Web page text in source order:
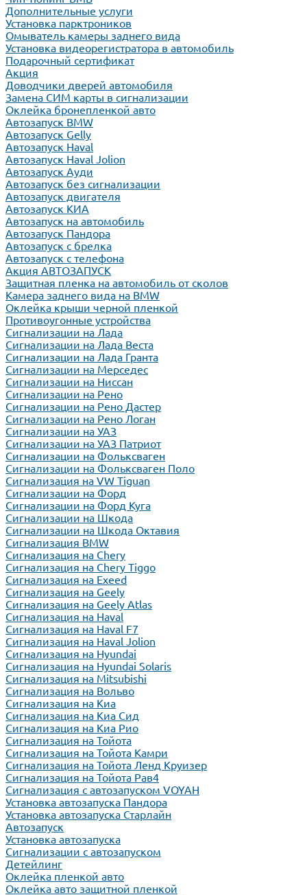
Дополнительные услуги
Установка парктроников
Омыватель камеры заднего вида
Установка видеорегистратора в автомобиль
Подарочный сертификат
Акция
Доводчики дверей автомобиля
Замена СИМ карты в сигнализации
Оклейка бронепленкой авто
Автозапуск BMW
Автозапуск Gelly
Автозапуск Haval
Автозапуск Haval Jolion
Автозапуск Ауди
Автозапуск без сигнализации
Автозапуск двигателя
Автозапуск КИА
Автозапуск на автомобиль
Автозапуск Пандора
Автозапуск с брелка
Автозапуск с телефона
Акция АВТОЗАПУСК
Защитная пленка на автомобиль от сколов
Камера заднего вида на BMW
Оклейка крыши черной пленкой
Противоугонные устройства
Сигнализации на Лада
Сигнализации на Лада Веста
Сигнализации на Лада Гранта
Сигнализации на Мерседес
Сигнализации на Ниссан
Сигнализации на Рено
Сигнализации на Рено Дастер
Сигнализации на Рено Логан
Сигнализации на УАЗ
Сигнализации на УАЗ Патриот
Сигнализации на Фольксваген
Сигнализации на Фольксваген Поло
Сигнализация на VW Tiguan
Сигнализации на Форд
Сигнализации на Форд Куга
Сигнализации на Шкода
Сигнализации на Шкода Октавия
Сигнализация BMW
Сигнализация на Chery
Сигнализация на Chery Tiggo
Сигнализация на Exeed
Сигнализация на Geely
Сигнализация на Geely Atlas
Сигнализация на Haval
Сигнализация на Haval F7
Сигнализация на Haval Jolion
Сигнализация на Hyundai
Сигнализация на Hyundai Solaris
Сигнализация на Mitsubishi
Сигнализация на Вольво
Сигнализация на Киа
Сигнализация на Киа Cид
Сигнализация на Киа Рио
Сигнализация на Тойота
Сигнализация на Тойота Камри
Сигнализация на Тойота Ленд Круизер
Сигнализация на Тойота Рав4
Сигнализация с автозапуском VOYAH
Установка автозапуска Пандора
Установка автозапуска Старлайн
Автозапуск
Установка автозапуска
Сигнализации с автозапуском
Детейлинг
Оклейка пленкой авто
Оклейка авто защитной пленкой